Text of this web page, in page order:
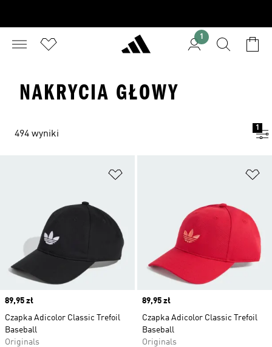
1
NAKRYCIA GŁOWY
494 wyniki
1
Price
89,95 zł
Czapka Adicolor Classic Trefoil
Baseball
Originals
Price
89,95 zł
Czapka Adicolor Classic Trefoil
Baseball
Originals